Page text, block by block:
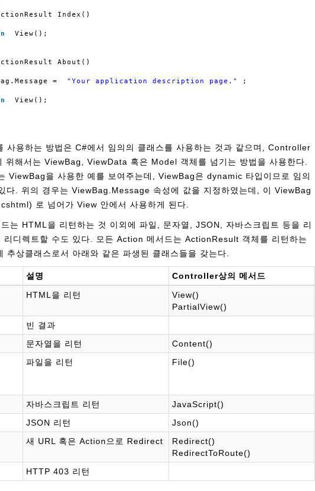
Index()
View();
About()
=
"Your application description page." ;
View();
용하는 방법은 C#에서 임의의 클래스를 사용하는 것과 같으며, Controller
위해서는 ViewBag, ViewData 혹은 Model 객체를 넘기는 방법을 사용한다.
ViewBag을 사용한 예를 보여주는데, ViewBag은 dynamic 타입이므로 임의
다. 위의 경우는 ViewBag.Message 속성에 값을 지정하였는데, 이 ViewBag
로 넘어가 View 안에서 사용하게 된다.
는 HTML을 리턴하는 것 이외에 파일, 문자열, JSON, 자바스크립트 등을 리
디렉트할 수도 있다. 모든 Action 메서드는 ActionResult 객체를 리턴하는
상클래스로서 아래와 같은 파생된 클래스들을 갖는다.
설명
Controller상의 메서드
HTML을 리턴
View()
PartialView()
빈 결과
문자열을 리턴
Content()
파일을 리턴 File()
자바스크립트 리턴
JavaScript()
JSON 리턴
Json()
새 URL 혹은 Action으로 Redirect
Redirect()
RedirectToRoute()
HTTP 403 리턴